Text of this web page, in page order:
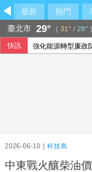
最新 熱門
臺北市 29° ( 31° / 28° )
快訊 強化能源轉型廉
2026-06-10 |科技島
中東戰火釀柴油